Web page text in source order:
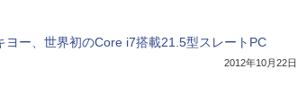
ヨー、世界初のCore i7搭載21.5型スレートPC
2012年10月22日